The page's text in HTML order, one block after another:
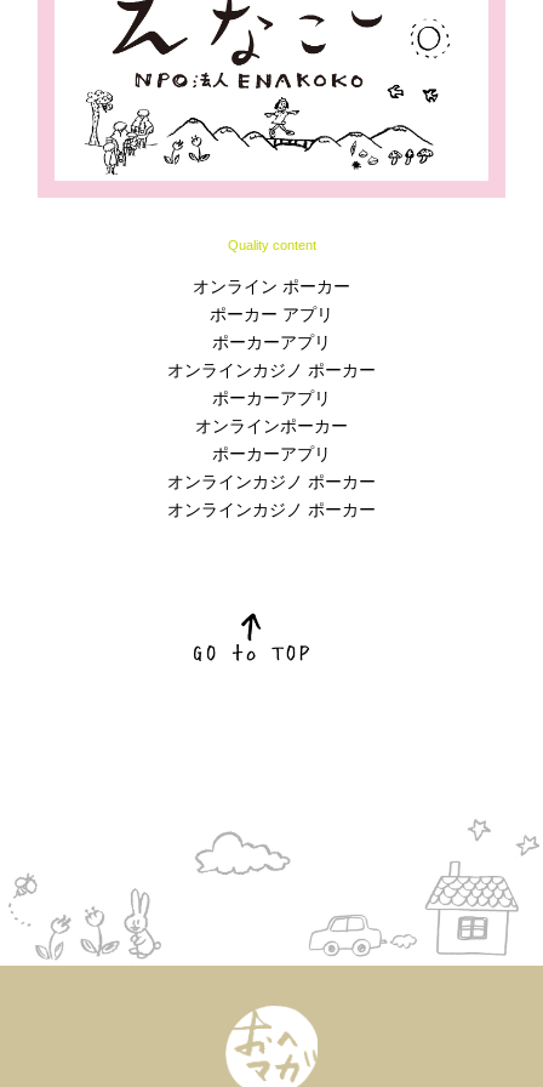
Quality content
オンライン ポーカー
ポーカー アプリ
ポーカーアプリ
オンラインカジノ ポーカー
ポーカーアプリ
オンラインポーカー
ポーカーアプリ
オンラインカジノ ポーカー
オンラインカジノ ポーカー